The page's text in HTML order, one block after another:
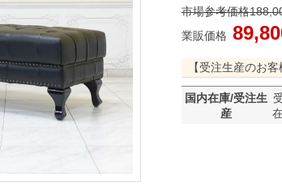
市場参考価格
業販価格
【受注生産のお客
国内在庫/受注生
産